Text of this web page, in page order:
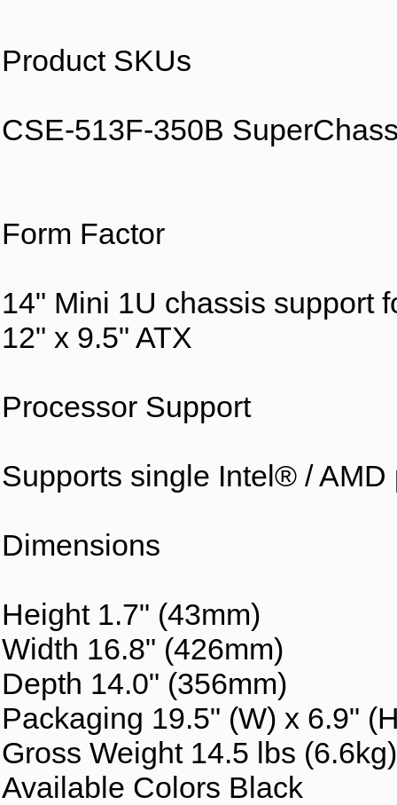
Product SKUs
CSE-513F-350B
Form Factor
14" Mini 1U chassis support
12" x 9.5" ATX
Processor Support
Supports single Intel® / AMD
Dimensions
Height 1.7" (43mm)
Width 16.8" (426mm)
Depth 14.0" (356mm)
Packaging 19.5" (W) x 6.9"
Gross Weight 14.5 lbs (6.6kg)
Available Colors Black